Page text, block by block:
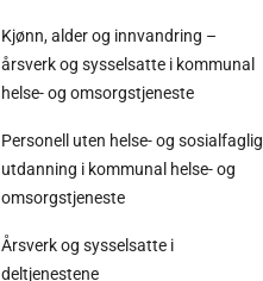
Kjønn, alder og innvandring –
årsverk og sysselsatte i kommunal
helse- og omsorgstjeneste
Personell uten helse- og sosialfaglig
utdanning i kommunal helse- og
omsorgstjeneste
Årsverk og sysselsatte i
deltjenestene